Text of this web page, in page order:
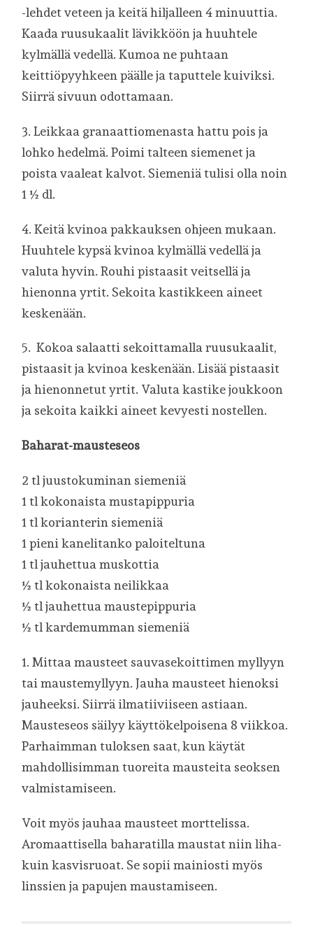
-lehdet veteen ja keitä hiljalleen 4 minuuttia.
Kaada ruusukaalit lävikköön ja huuhtele
kylmällä vedellä. Kumoa ne puhtaan
keittiöpyyhkeen päälle ja taputtele kuiviksi.
Siirrä sivuun odottamaan.
3. Leikkaa granaattiomenasta hattu pois ja
lohko hedelmä. Poimi talteen siemenet ja
poista vaaleat kalvot. Siemeniä tulisi olla noin
1 ½ dl.
4. Keitä kvinoa pakkauksen ohjeen mukaan.
Huuhtele kypsä kvinoa kylmällä vedellä ja
valuta hyvin. Rouhi pistaasit veitsellä ja
hienonna yrtit. Sekoita kastikkeen aineet
keskenään.
5. Kokoa salaatti sekoittamalla ruusukaalit,
pistaasit ja kvinoa keskenään. Lisää pistaasit
ja hienonnetut yrtit. Valuta kastike joukkoon
ja sekoita kaikki aineet kevyesti nostellen.
Baharat-mausteseos
2 tl juustokuminan siemeniä
1 tl kokonaista mustapippuria
1 tl korianterin siemeniä
1 pieni kanelitanko paloiteltuna
1 tl jauhettua muskottia
½ tl kokonaista neilikkaa
½ tl jauhettua maustepippuria
½ tl kardemumman siemeniä
1. Mittaa mausteet sauvasekoittimen myllyyn
tai maustemyllyyn. Jauha mausteet hienoksi
jauheeksi. Siirrä ilmatiiviiseen astiaan.
Mausteseos säilyy käyttökelpoisena 8 viikkoa.
Parhaimman tuloksen saat, kun käytät
mahdollisimman tuoreita mausteita seoksen
valmistamiseen.
Voit myös jauhaa mausteet morttelissa.
Aromaattisella baharatilla maustat niin liha-
kuin kasvisruoat. Se sopii mainiosti myös
linssien ja papujen maustamiseen.